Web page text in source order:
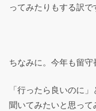
ってみたりもする訳で
ちなみに。今年も留守
「行ったら良いのに
聞いてみたいと思っ